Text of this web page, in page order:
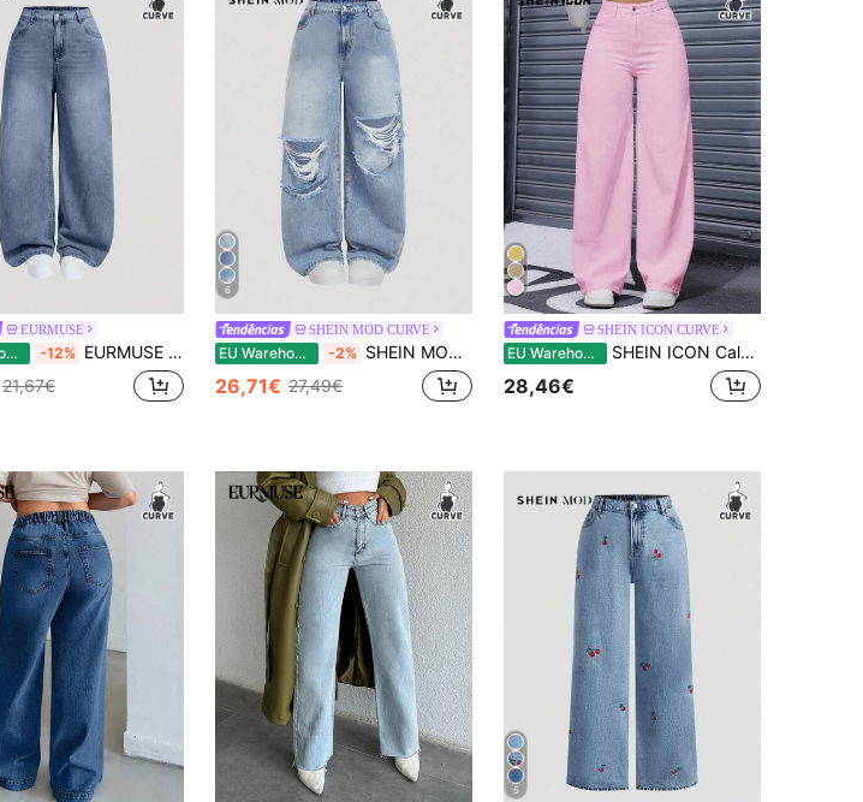
EURMUSE
EU Warehouse -12% EURMUSE Calça jeans feminina plus size com bolsos, modelagem solta, casual e versátil.
21,67€
6
SHEIN MOD CURVE
EU Warehouse -2% SHEIN MOD Calça jeans feminina plus size azul, folgada e rasgada, com pernas largas.
26,71€ 27,49€
SHEIN ICON CURVE
EU Warehouse SHEIN ICON Calça jeans feminina plus size rosa com bolsos e pernas largas, solta e casual de verão
28,46€
5